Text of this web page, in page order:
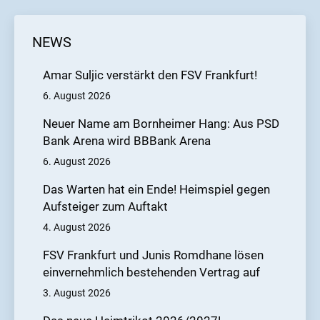
nach dem weiten Abschlag von Hanin plötzlich
völlig frei vor dem Tor des OFC, scheitert aber
Minuten später spielte sich ein ähnliches Bild ab:
Diesmal war es wieder Cas Peters, der nach
Frankfurter mutterseelenallein vor Richter
Niederländer jedoch den Ball über das Tor der
Offenbacher. Doch das sollte es an
Großchancen noch immer nicht gewesen sein,
in der dritten Minute der Nachspielzeit schloss
der eingewechselte Sho Sannomiya aus kurzer
Distanz ab, Richter konnte den ersten Schuss
parieren, der Ball landete erneut vor den Füßen
NEWS
Amar Suljic verstärkt den FSV Frankfurt!
6. August 2026
Neuer Name am Bornheimer Hang: Aus PSD
Bank Arena wird BBBank Arena
6. August 2026
Das Warten hat ein Ende! Heimspiel gegen
Aufsteiger zum Auftakt
4. August 2026
FSV Frankfurt und Junis Romdhane lösen
einvernehmlich bestehenden Vertrag auf
3. August 2026